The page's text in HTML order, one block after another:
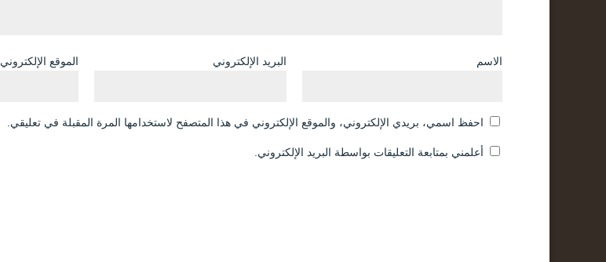
الاسم البريد الإلكتروني الموقع الإلكتروني
احفظ اسمي، بريدي الإلكتروني، والموقع الإلكتروني في هذا المتصفح لاستخدامها المرة المقبلة في تعليقي.
أعلمني بمتابعة التعليقات بواسطة البريد الإلكتروني.